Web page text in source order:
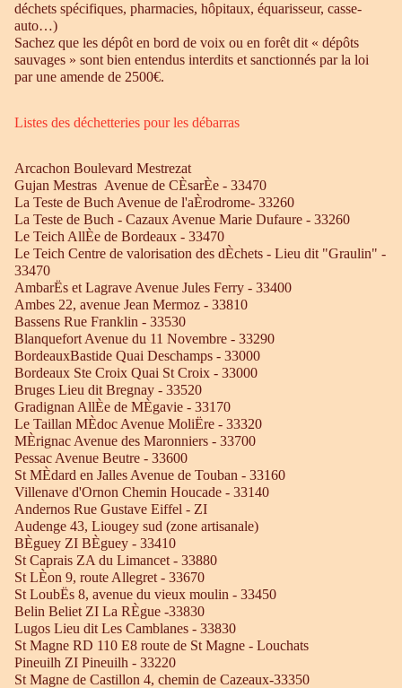
déchets spécifiques, pharmacies, hôpitaux, équarisseur, casse-
auto…)
Sachez que les dépôt en bord de voix ou en forêt dit « dépôts
sauvages » sont bien entendus interdits et sanctionnés par la loi
par une amende de 2500€.
Listes des déchetteries pour les débarras
Arcachon Boulevard Mestrezat
Gujan Mestras Avenue de CÈsarÈe - 33470
La Teste de Buch Avenue de l'aÈrodrome- 33260
La Teste de Buch - Cazaux Avenue Marie Dufaure - 33260
Le Teich AllÈe de Bordeaux - 33470
Le Teich Centre de valorisation des dÈchets - Lieu dit "Graulin" -
33470
AmbarËs et Lagrave Avenue Jules Ferry - 33400
Ambes 22, avenue Jean Mermoz - 33810
Bassens Rue Franklin - 33530
Blanquefort Avenue du 11 Novembre - 33290
BordeauxBastide Quai Deschamps - 33000
Bordeaux Ste Croix Quai St Croix - 33000
Bruges Lieu dit Bregnay - 33520
Gradignan AllÈe de MÈgavie - 33170
Le Taillan MÈdoc Avenue MoliËre - 33320
MÈrignac Avenue des Maronniers - 33700
Pessac Avenue Beutre - 33600
St MÈdard en Jalles Avenue de Touban - 33160
Villenave d'Ornon Chemin Houcade - 33140
Andernos Rue Gustave Eiffel - ZI
Audenge 43, Liougey sud (zone artisanale)
BÈguey ZI BÈguey - 33410
St Caprais ZA du Limancet - 33880
St LÈon 9, route Allegret - 33670
St LoubËs 8, avenue du vieux moulin - 33450
Belin Beliet ZI La RÈgue -33830
Lugos Lieu dit Les Camblanes - 33830
St Magne RD 110 E8 route de St Magne - Louchats
Pineuilh ZI Pineuilh - 33220
St Magne de Castillon 4, chemin de Cazeaux-33350